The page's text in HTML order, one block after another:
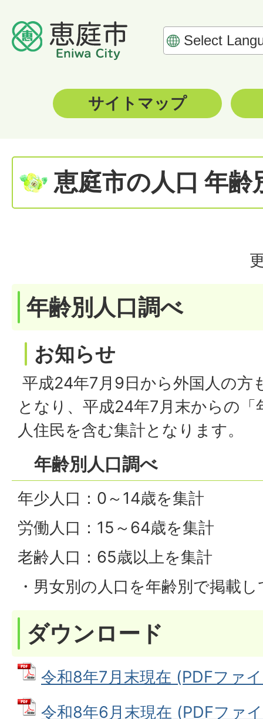
サイトマップ
恵庭市の人口 年齢
年齢別人口調べ
お知らせ
平成24年7月9日から外国人の方
となり、平成24年7月末からの「
人住民を含む集計となります。
年齢別人口調べ
年少人口：0～14歳を集計
労働人口：15～64歳を集計
老齢人口：65歳以上を集計
・男女別の人口を年齢別で掲載
ダウンロード
令和8年7月末現在 (PDFファ
令和8年6月末現在 (PDFファ